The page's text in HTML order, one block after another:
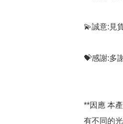
💫誠意:見
💝感謝:多
**因應 本
有不同的